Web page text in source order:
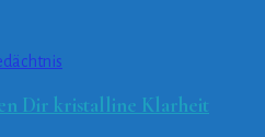
Dir kristalline Klarheit